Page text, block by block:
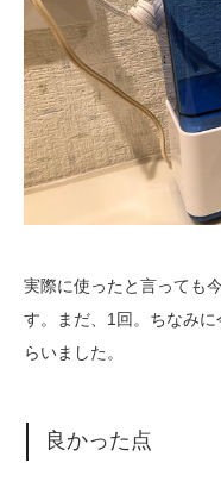
実際に使ったと言っても
す。まだ、1回。ちなみ
らいました。
良かった点